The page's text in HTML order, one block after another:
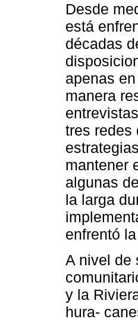
Desde
está
décadas
apenas
manera
tres redes
mantener
algunas
la larga
enfrentó
A nivel de
y la
hura-